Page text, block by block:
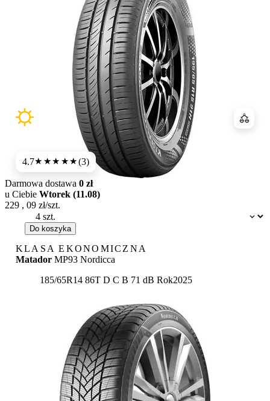
4.7★★★★★(3)
Dostępność:
Darmowa dostawa 0 zł
u Ciebie Wtorek (11.08)
229 , 09 zł/szt.
Do koszyka
KLASA EKONOMICZNA
Matador MP93 Nordicca
185/65R14 86T Etykieta:
D C B 71 dB Rok2025